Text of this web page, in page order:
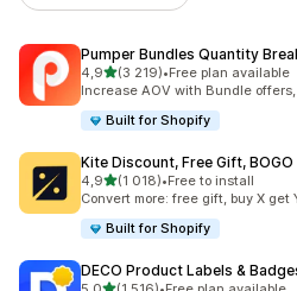
Pumper Bundles Quantity
4,9z 5 hvězd
(3 219)
Celkový počet recenzí: 3219
•Free plan available
Increase AOV with Bundle
Built for Shopify
Kite Discount, Free Gift, BOGO
4,9z 5 hvězd
(1 018)
Celkový počet recenzí: 1018
•Free to install
Convert more: free gift, buy X get
Built for Shopify
DECO Product Labels &
z 5 hvězd